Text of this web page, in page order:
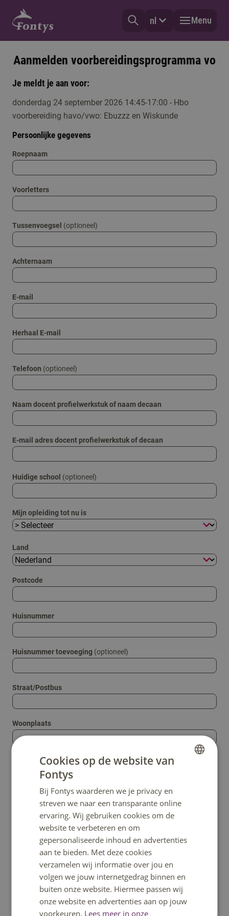
nl Menu
Aanmelden voorbereidingsprogramma vo
Je meldt je aan voor:
donderdag 24 september 2026 14:45-17:00 - Hbo
voorbereiding havo/vwo: Ebuzzz en Wiskunde
Persoonlijke gegevens
Roepnaam
Voorletters
Tussenvoegsel (optioneel)
Achternaam
E-mail
Herhaal E-mail
Telefoon (optioneel)
Naam docent profielwerkstuk of naam decaan
E-mail adres docent profielwerkstuk of decaan
Huidige school (optioneel)
Mijn opleiding tot nu is
Land
Postcode
Huisnummer
Huisnummer toevoeging (optioneel)
Straat/Postbus
Woonplaats
Versturen
Het formulier bevat deze fouten:
Heb je een vraag?
Het klantcontactcentrum helpt je graag verder.
Cookies op de website van
Fontys
Bij Fontys waarderen we je privacy en
streven we naar een transparante online
ervaring. Wij gebruiken cookies om de
website te verbeteren en om
gepersonaliseerde inhoud en advertenties
aan te bieden. Met deze cookies
verzamelen wij informatie over jou en
volgen we jouw internetgedrag binnen en
buiten onze website. Hiermee passen wij
onze website en advertenties aan op jouw
voorkeuren. Lees meer in onze